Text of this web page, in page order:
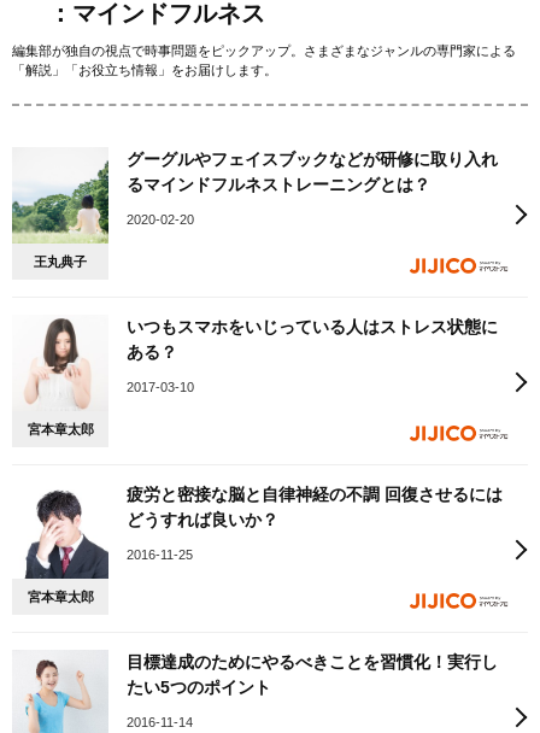
：マインドフルネス
編集部が独自の視点で時事問題をピックアップ。さまざまなジャンルの専門家による
「解説」「お役立ち情報」をお届けします。
王丸典子
グーグルやフェイスブックなどが研修に取り入れ
るマインドフルネストレーニングとは？
2020-02-20
宮本章太郎
いつもスマホをいじっている人はストレス状態に
ある？
2017-03-10
宮本章太郎
疲労と密接な脳と自律神経の不調 回復させるには
どうすれば良いか？
2016-11-25
目標達成のためにやるべきことを習慣化！実行し
たい5つのポイント
2016-11-14